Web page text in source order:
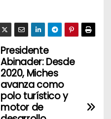
Presidente
Abinader: Desde
2020, Miches
avanza como
polo turístico y
motor de